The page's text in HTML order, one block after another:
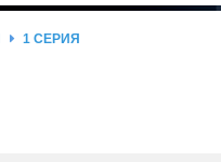
1 СЕРИЯ